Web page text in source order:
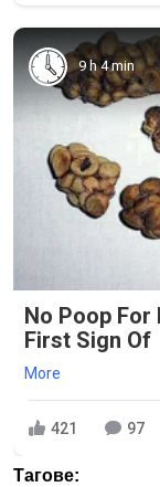
9 h 4 min
No Poop For
First Sign Of
More
421 97
Тагове: